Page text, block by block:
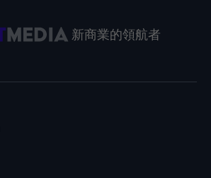
新商業的領航者